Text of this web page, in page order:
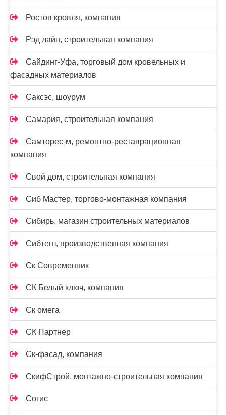
Ростов кровля, компания
Рэд лайн, строительная компания
Сайдинг-Уфа, торговый дом кровельных и
фасадных материалов
Саксэс, шоурум
Самария, строительная компания
Самторес-м, ремонтно-реставрационная
компания
Свой дом, строительная компания
Сиб Мастер, торгово-монтажная компания
Сибирь, магазин строительных материалов
Сибтент, производственная компания
Ск Cовременник
СК Белый ключ, компания
Ск омега
СК Партнер
Ск-фасад, компания
СкифСтрой, монтажно-строительная компания
Согис